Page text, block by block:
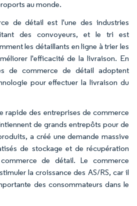
au monde.
de détail est l'une des industries
des convoyeurs, et le tri est
les détaillants en ligne à trier les
l'efficacité de la livraison. En
de commerce de détail adoptent
pour effectuer la livraison du
rapide des entreprises de commerce
de grands entrepôts pour de
a créé une demande massive
de stockage et de récupération
de détail. Le commerce
la croissance des AS/RS, car il
des consommateurs dans le